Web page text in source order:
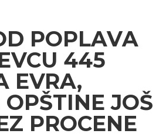
POPLAVA
445
EVRA,
JOŠ
PROCENE